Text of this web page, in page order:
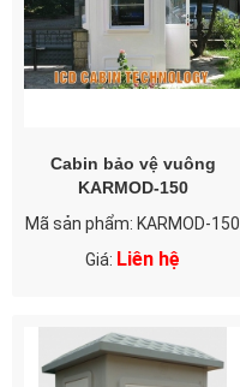
Cabin bảo vệ vuông
KARMOD-150
Mã sản phẩm: KARMOD-150
Giá: Liên hệ